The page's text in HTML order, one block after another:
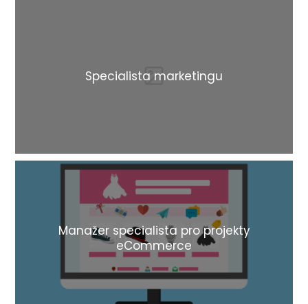
Specialista marketingu
Manažer specialista pro projekty
eCommerce